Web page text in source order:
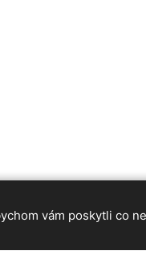
vám poskytli co